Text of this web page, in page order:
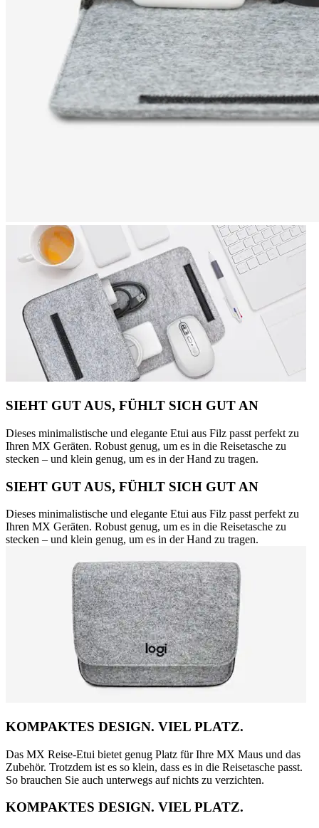
SIEHT GUT AUS, FÜHLT SICH GUT AN
Dieses minimalistische und elegante Etui aus Filz passt perfekt zu
Ihren MX Geräten. Robust genug, um es in die Reisetasche zu
stecken – und klein genug, um es in der Hand zu tragen.
SIEHT GUT AUS, FÜHLT SICH GUT AN
Dieses minimalistische und elegante Etui aus Filz passt perfekt zu
Ihren MX Geräten. Robust genug, um es in die Reisetasche zu
stecken – und klein genug, um es in der Hand zu tragen.
KOMPAKTES DESIGN. VIEL PLATZ.
Das MX Reise-Etui bietet genug Platz für Ihre MX Maus und das
Zubehör. Trotzdem ist es so klein, dass es in die Reisetasche passt.
So brauchen Sie auch unterwegs auf nichts zu verzichten.
KOMPAKTES DESIGN. VIEL PLATZ.